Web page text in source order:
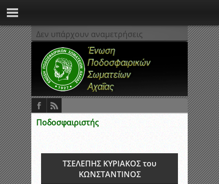
Δεν υπάρχουν αναμετρήσεις
Ποδοσφαιριστής
ΤΣΕΛΕΠΗΣ ΚΥΡΙΑΚΟΣ του
ΚΩΝΣΤΑΝΤΙΝΟΣ